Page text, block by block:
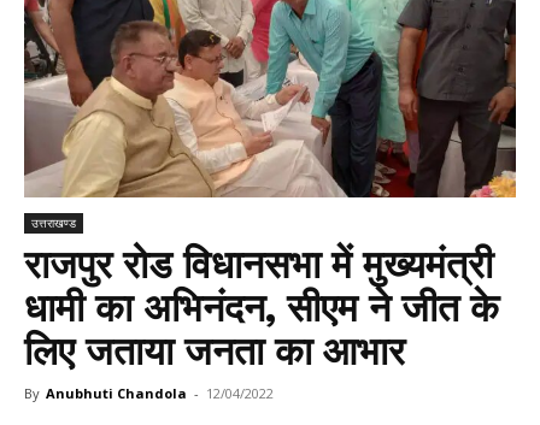
उत्तराखण्ड
राजपुर रोड विधानसभा में मुख्यमंत्री
धामी का अभिनंदन, सीएम ने जीत के
लिए जताया जनता का आभार
By Anubhuti Chandola - 12/04/2022